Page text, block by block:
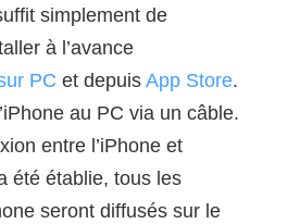
simplement de
à l’avance
PC et depuis App Store.
au PC via un câble.
entre l’iPhone et
été établie, tous les
seront diffusés sur le